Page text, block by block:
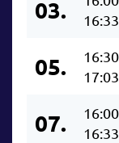
03.
05.
07.